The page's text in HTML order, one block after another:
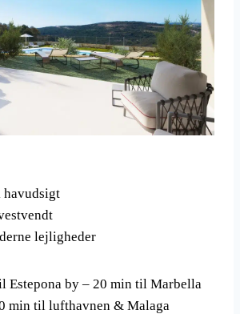
havudsigt
lejligheder
Estepona by – 20 min til Marbella
min til lufthavnen & Malaga